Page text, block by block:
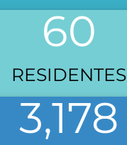
RESIDENTES
60
3,178